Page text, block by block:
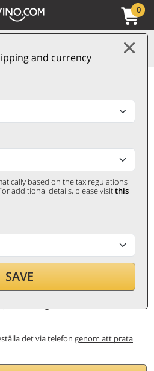
and currency
based on the tax regulations
additional details, please visitthis
SAVE
0
2023
€
det via telefon genom att prata